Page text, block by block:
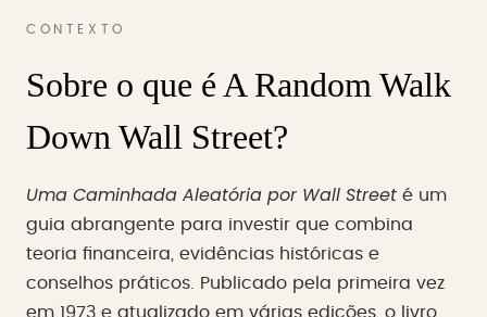
CONTEXTO
Sobre o que é A Random Walk
Down Wall Street?
Uma Caminhada Aleatória por Wall Street é um
guia abrangente para investir que combina
teoria financeira, evidências históricas e
conselhos práticos. Publicado pela primeira vez
em 1973 e atualizado em várias edições, o livro